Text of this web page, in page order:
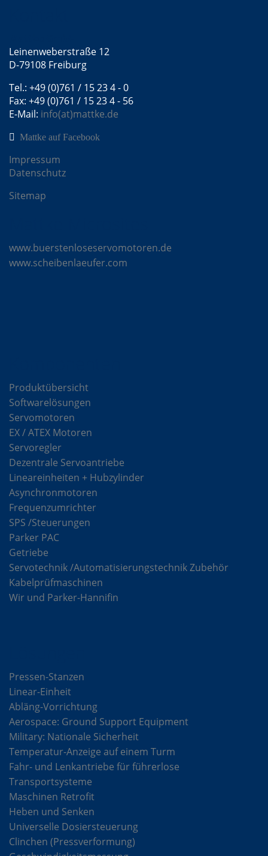
Leinenweberstraße 12
D-79108 Freiburg
Tel.: +49 (0)761 / 15 23 4 - 0
Fax: +49 (0)761 / 15 23 4 - 56
E-Mail: info(at)mattke.de
Mattke auf Facebook
Impressum
Datenschutz
Sitemap
www.buerstenloseservomotoren.de
www.scheibenlaeufer.com
Produktübersicht
Softwarelösungen
Servomotoren
EX / ATEX Motoren
Servoregler
Dezentrale Servoantriebe
Lineareinheiten + Hubzylinder
Asynchronmotoren
Frequenzumrichter
SPS /Steuerungen
Parker PAC
Getriebe
Servotechnik /Automatisierungstechnik Zubehör
Kabelprüfmaschinen
Wir und Parker-Hannifin
Pressen-Stanzen
Linear-Einheit
Abläng-Vorrichtung
Aerospace: Ground Support Equipment
Military: Nationale Sicherheit
Temperatur-Anzeige auf einem Turm
Fahr- und Lenkantriebe für führerlose
Transportsysteme
Maschinen Retrofit
Heben und Senken
Universelle Dosiersteuerung
Clinchen (Pressverformung)